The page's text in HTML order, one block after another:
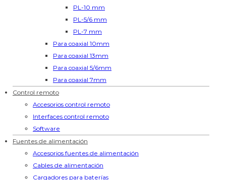
PL-10 mm
PL-5/6 mm
PL-7 mm
Para coaxial 10mm
Para coaxial 13mm
Para coaxial 5/6mm
Para coaxial 7mm
Control remoto
Accesorios control remoto
Interfaces control remoto
Software
Fuentes de alimentación
Accesorios fuentes de alimentación
Cables de alimentación
Cargadores para baterías